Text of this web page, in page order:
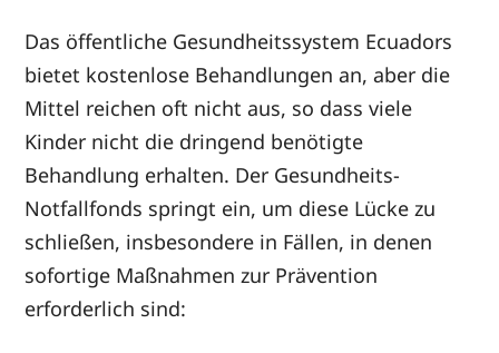
Das öffentliche Gesundheitssystem Ecuadors
bietet kostenlose Behandlungen an, aber die
Mittel reichen oft nicht aus, so dass viele
Kinder nicht die dringend benötigte
Behandlung erhalten. Der Gesundheits-
Notfallfonds springt ein, um diese Lücke zu
schließen, insbesondere in Fällen, in denen
sofortige Maßnahmen zur Prävention
erforderlich sind: